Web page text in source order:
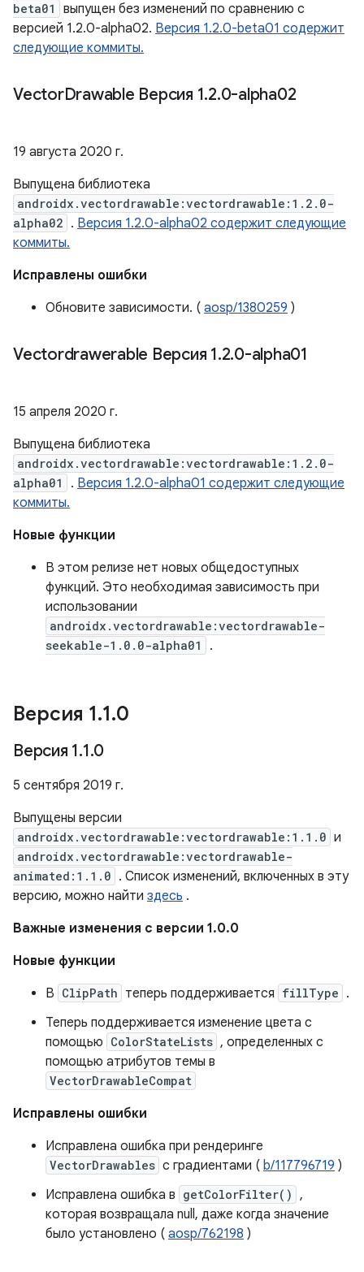
beta01
выпущен без изменений по сравнению с
версией 1.2.0-alpha02. Версия 1.2.0-beta01 содержит
следующие коммиты.
VectorDrawable Версия 1.2.0-alpha02
19 августа 2020 г.
Выпущена библиотека
androidx.vectordrawable:vectordrawable:1.2.0-
alpha02 . Версия 1.2.0-alpha02 содержит следующие
коммиты.
Исправлены ошибки
Обновите зависимости. ( aosp/1380259 )
Vectordrawerable Версия 1.2.0-alpha01
15 апреля 2020 г.
Выпущена библиотека
androidx.vectordrawable:vectordrawable:1.2.0-
alpha01
. Версия 1.2.0-alpha01 содержит следующие
коммиты.
Новые функции
В этом релизе нет новых общедоступных
функций. Это необходимая зависимость при
использовании
androidx.vectordrawable:vectordrawable-
seekable-1.0.0-alpha01
.
Версия 1.1.0
Версия 1.1.0
5 сентября 2019 г.
Выпущены версии
androidx.vectordrawable:vectordrawable:1.1.0 и
androidx.vectordrawable:vectordrawable-
animated:1.1.0 . Список изменений, включенных в эту
версию, можно найти здесь .
Важные изменения с версии 1.0.0
Новые функции
В ClipPath теперь поддерживается fillType .
Теперь поддерживается изменение цвета с
помощью ColorStateLists , определенных с
помощью атрибутов темы в
VectorDrawableCompat
Исправлены ошибки
Исправлена ​​ошибка при рендеринге
VectorDrawables с градиентами ( b/117796719 )
Исправлена ​​ошибка в getColorFilter() ,
которая возвращала null, даже когда значение
было установлено ( aosp/762198 )